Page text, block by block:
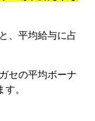
、平均給与に占
セの平均ボーナ
。